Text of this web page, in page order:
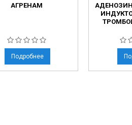
АГРЕНАМ
Подробнее